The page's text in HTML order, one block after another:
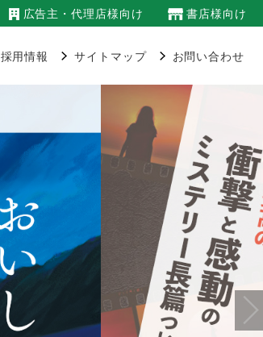
広告主・代理店様向け 書店様向け
採用情報 サイトマップ お問い合わせ